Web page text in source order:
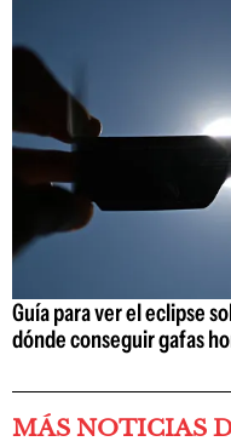
Guía para ver el eclipse
dónde conseguir gafas
MÁS NOTICIAS